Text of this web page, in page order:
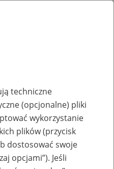
techniczne
(opcjonalne) pliki
wykorzystanie
plików (przycisk
dostosować swoje
opcjami”). Jeśli